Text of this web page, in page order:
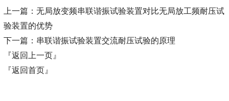
上一篇： 无局放变频串联谐振试验装置对比无局放工频耐压试
验装置的优势
下一篇： 串联谐振试验装置交流耐压试验的原理
『返回上一页』
『返回首页』